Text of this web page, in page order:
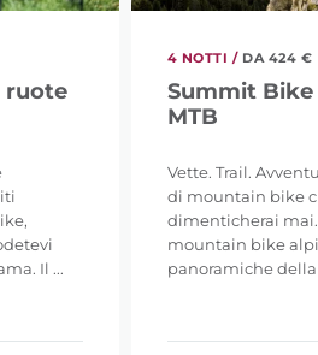
ruote
Il ...
4 NOTTI / DA 424 €
Summit Bike
MTB
Vette. Trail.
di mountain bike
dimenticherai
mountain bike
panoramiche della